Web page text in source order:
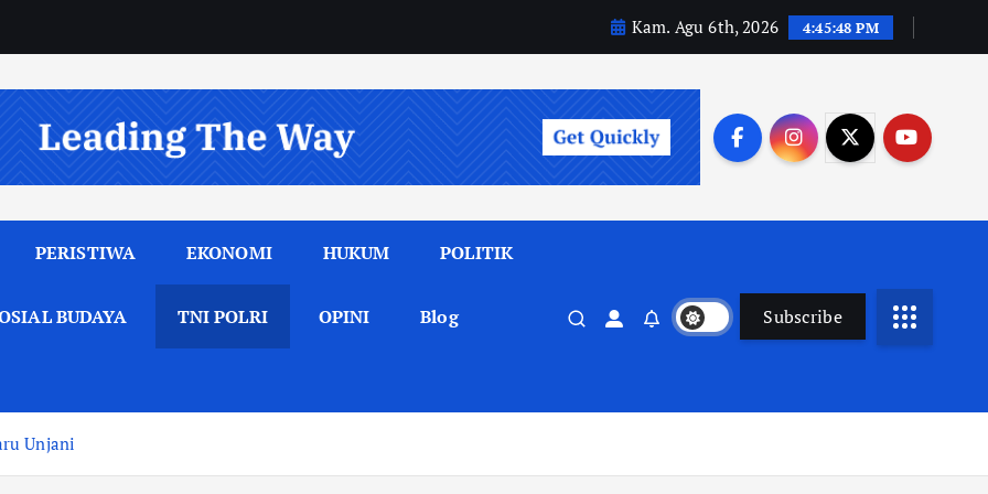
Kam. Agu 6th, 2026 4:45:50 PM
PERISTIWA EKONOMI HUKUM POLITIK
BUDAYA TNI POLRI OPINI Blog Subscribe
Unjani